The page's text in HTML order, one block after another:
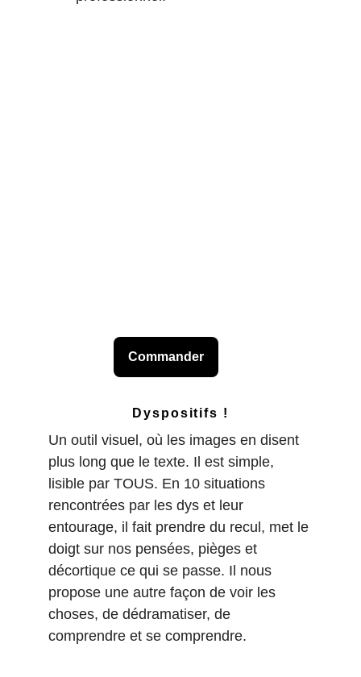
Commander
Dyspositifs !
Un outil visuel, où les images en disent
plus long que le texte. Il est simple,
lisible par TOUS. En 10 situations
rencontrées par les dys et leur
entourage, il fait prendre du recul, met le
doigt sur nos pensées, pièges et
décortique ce qui se passe. Il nous
propose une autre façon de voir les
choses, de dédramatiser, de
comprendre et se comprendre.